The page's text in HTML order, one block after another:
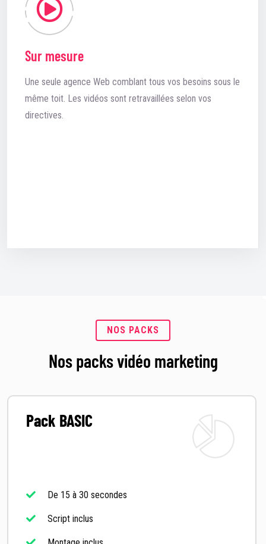
Sur mesure
Une seule agence Web comblant tous vos besoins sous le
même toit. Les vidéos sont retravaillées selon vos
directives.
NOS PACKS
Nos packs vidéo marketing
Pack BASIC
De 15 à 30 secondes
Script inclus